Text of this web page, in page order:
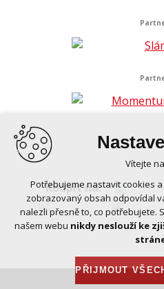
Koupit na:
Vítejte
Potřebujeme nastavit cookies
zobrazovaný obsah odpovídal
nalezli přesně to, co potřebujete.
našem webu nikdy neslouží ke
PŘIJMOUT